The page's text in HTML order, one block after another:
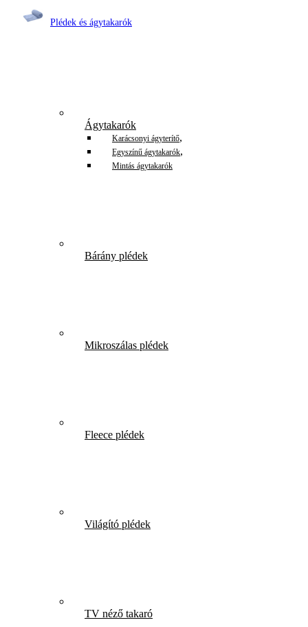
Plédek és ágytakarók
Ágytakarók
Karácsonyi ágyterítő,
Egyszínű ágytakarók,
Mintás ágytakarók
Bárány plédek
Mikroszálas plédek
Fleece plédek
Világító plédek
TV néző takaró